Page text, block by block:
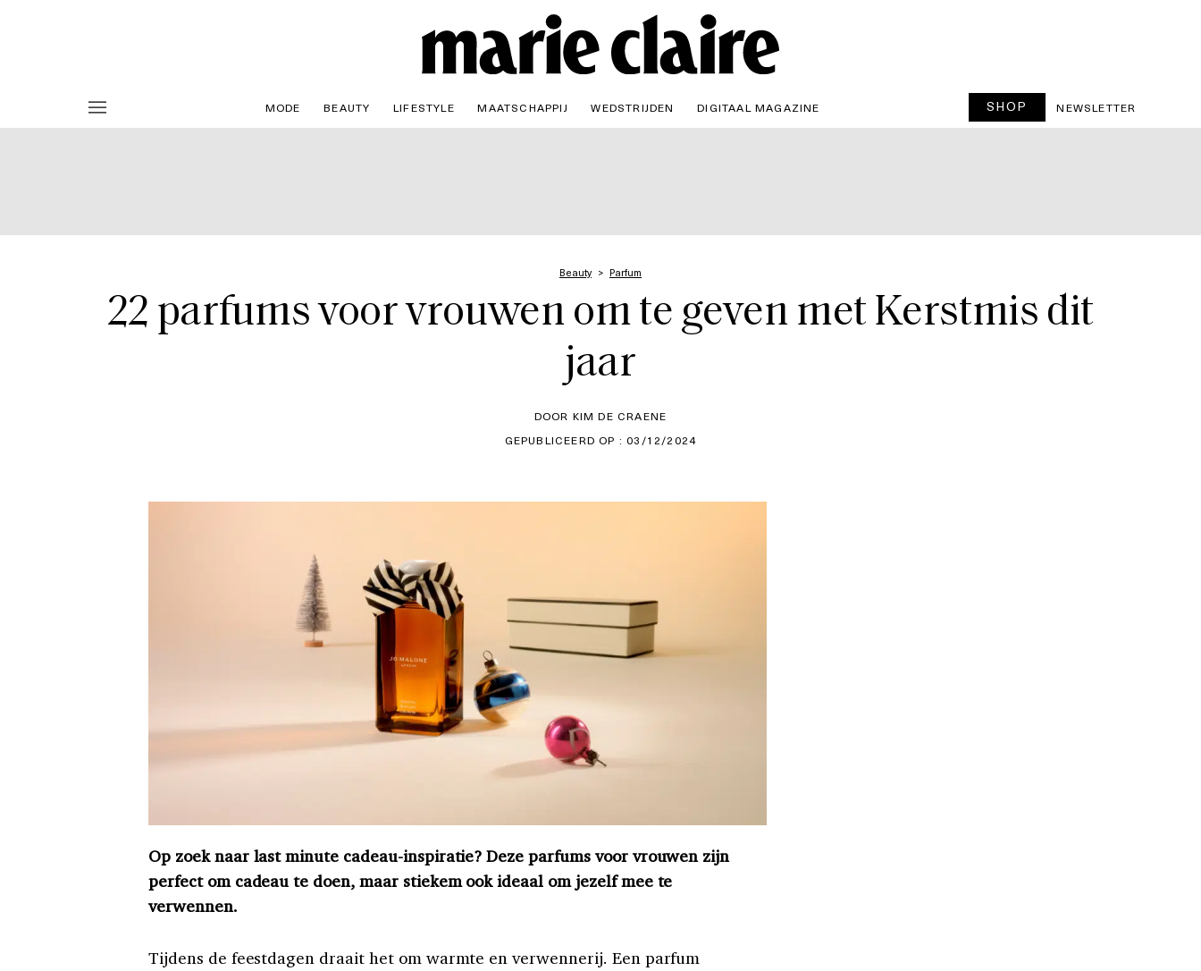
MODE BEAUTY LIFESTYLE MAATSCHAPPIJ WEDSTRIJDEN DIGITAAL MAGAZINE SHOP NEWSLETTER
Beauty Parfum
22 parfums voor vrouwen om te geven met Kerstmis dit
jaar
DOOR KIM DE CRAENE
GEPUBLICEERD OP : 03/12/2024
Op zoek naar last minute cadeau-inspiratie? Deze parfums voor vrouwen zijn
perfect om cadeau te doen, maar stiekem ook ideaal om jezelf mee te
verwennen.
Tijdens de feestdagen draait het om warmte en verwennerij. Een parfum